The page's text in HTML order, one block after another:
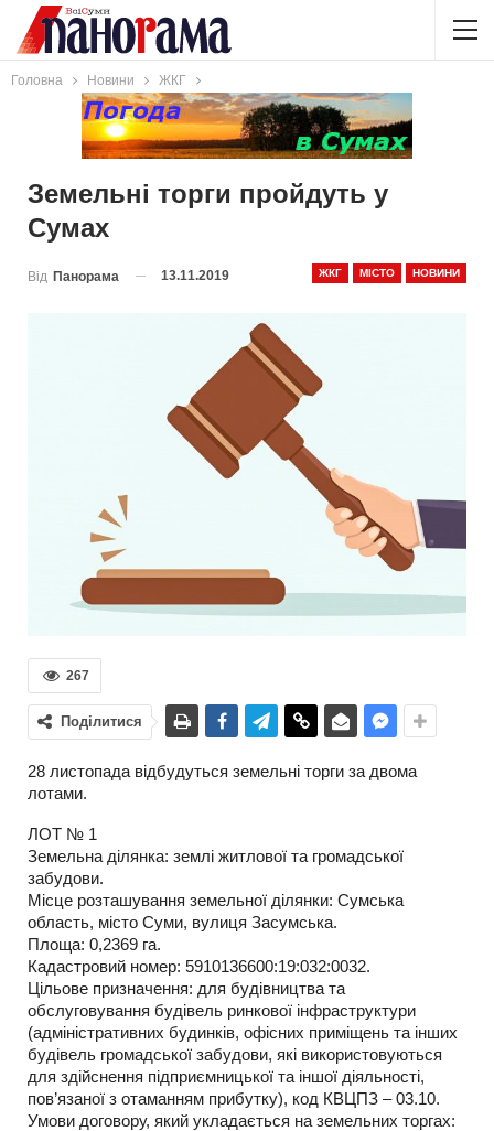
Головна Новини ЖКГ
Земельні торги пройдуть у
Сумах
ЖКГ МІСТО НОВИНИ
Від Панорама 13.11.2019
267
Поділитися
28 листопада відбудуться земельні торги за двома
лотами.
ЛОТ № 1
Земельна ділянка: землі житлової та громадської
забудови.
Місце розташування земельної ділянки: Сумська
область, місто Суми, вулиця Засумська.
Площа: 0,2369 га.
Кадастровий номер: 5910136600:19:032:0032.
Цільове призначення: для будівництва та
обслуговування будівель ринкової інфраструктури
(адміністративних будинків, офісних приміщень та інших
будівель громадської забудови, які використовуються
для здійснення підприємницької та іншої діяльності,
пов’язаної з отаманням прибутку), код КВЦПЗ – 03.10.
Умови договору, який укладається на земельних торгах: